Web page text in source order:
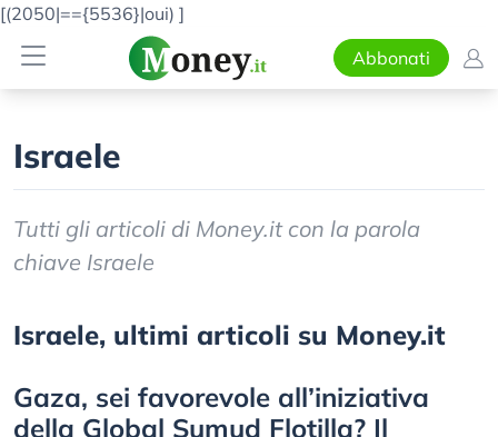
[(2050|=={5536}|oui) ]
Abbonati
Israele
Tutti gli articoli di Money.it con la parola
chiave Israele
Israele, ultimi articoli su Money.it
Gaza, sei favorevole all’iniziativa
della Global Sumud Flotilla? Il